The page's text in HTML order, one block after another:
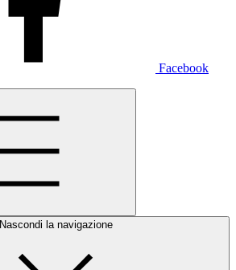
Facebook
Nascondi la navigazione